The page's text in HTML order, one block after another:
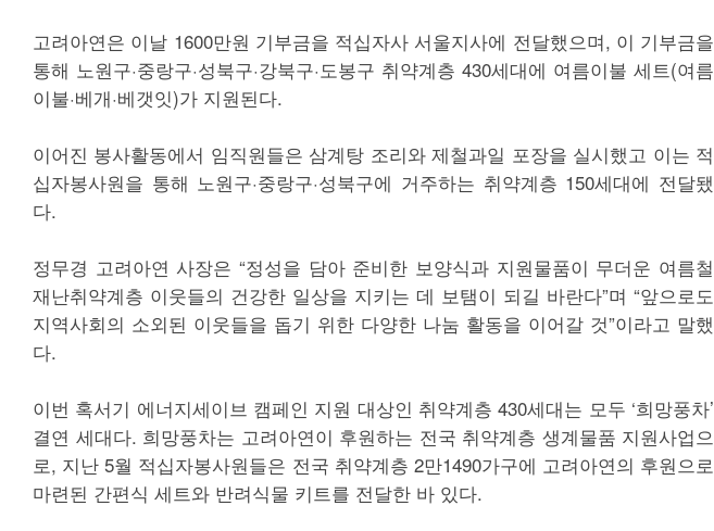
고려아연은 이날 1600만원 기부금을 적십자사 서울지사에 전달했으며, 이 기부금을
통해 노원구·중랑구·성북구·강북구·도봉구 취약계층 430세대에 여름이불 세트(여름
이불·베개·베갯잇)가 지원된다.
이어진 봉사활동에서 임직원들은 삼계탕 조리와 제철과일 포장을 실시했고 이는 적
십자봉사원을 통해 노원구·중랑구·성북구에 거주하는 취약계층 150세대에 전달됐
다.
정무경 고려아연 사장은 “정성을 담아 준비한 보양식과 지원물품이 무더운 여름철
재난취약계층 이웃들의 건강한 일상을 지키는 데 보탬이 되길 바란다”며 “앞으로도
지역사회의 소외된 이웃들을 돕기 위한 다양한 나눔 활동을 이어갈 것”이라고 말했
다.
이번 혹서기 에너지세이브 캠페인 지원 대상인 취약계층 430세대는 모두 ‘희망풍차’
결연 세대다. 희망풍차는 고려아연이 후원하는 전국 취약계층 생계물품 지원사업으
로, 지난 5월 적십자봉사원들은 전국 취약계층 2만1490가구에 고려아연의 후원으로
마련된 간편식 세트와 반려식물 키트를 전달한 바 있다.